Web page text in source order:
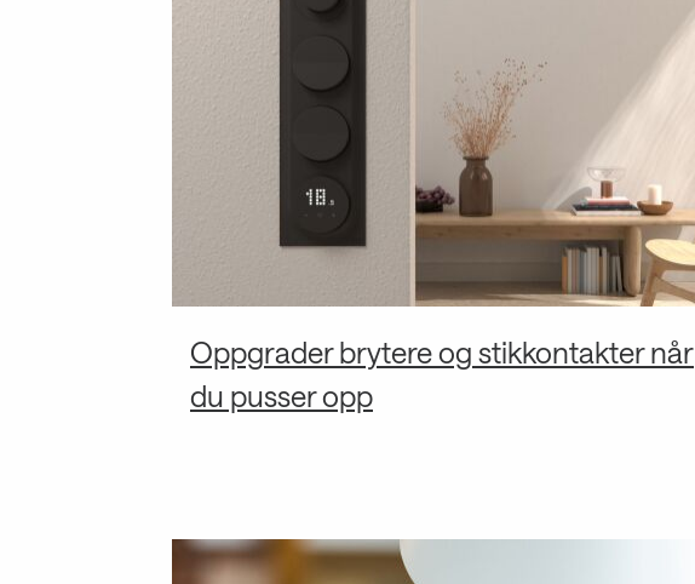
Oppgrader brytere og stikkontakter når
du pusser opp